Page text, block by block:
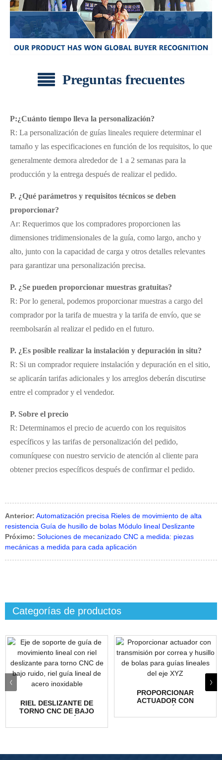
Preguntas frecuentes
P:¿Cuánto tiempo lleva la personalización?
R: La personalización de guías lineales requiere determinar el
tamaño y las especificaciones en función de los requisitos, lo que
generalmente demora alrededor de 1 a 2 semanas para la
producción y la entrega después de realizar el pedido.
P. ¿Qué parámetros y requisitos técnicos se deben
proporcionar?
Ar: Requerimos que los compradores proporcionen las
dimensiones tridimensionales de la guía, como largo, ancho y
alto, junto con la capacidad de carga y otros detalles relevantes
para garantizar una personalización precisa.
P. ¿Se pueden proporcionar muestras gratuitas?
R: Por lo general, podemos proporcionar muestras a cargo del
comprador por la tarifa de muestra y la tarifa de envío, que se
reembolsarán al realizar el pedido en el futuro.
P. ¿Es posible realizar la instalación y depuración in situ?
R: Si un comprador requiere instalación y depuración en el sitio,
se aplicarán tarifas adicionales y los arreglos deberán discutirse
entre el comprador y el vendedor.
P. Sobre el precio
R: Determinamos el precio de acuerdo con los requisitos
específicos y las tarifas de personalización del pedido,
comuníquese con nuestro servicio de atención al cliente para
obtener precios específicos después de confirmar el pedido.
Anterior: Automatización precisa Rieles de movimiento de alta
resistencia Guía de husillo de bolas Módulo lineal Deslizante
Próximo: Soluciones de mecanizado CNC a medida: piezas
mecánicas a medida para cada aplicación
Categorías de productos
RIEL DESLIZANTE DE
TORNO CNC DE BAJO
MOVIMIENTO LINEAL...
PROPORCIONAR
ACTUADOR CON
CORREA Y HUSILLO DE